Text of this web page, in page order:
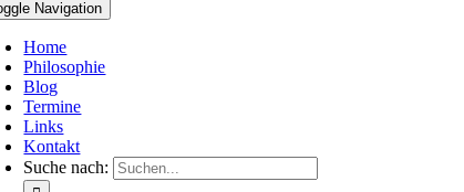
Navigation
Home
Philosophie
Blog
Termine
Links
Kontakt
Suche nach: